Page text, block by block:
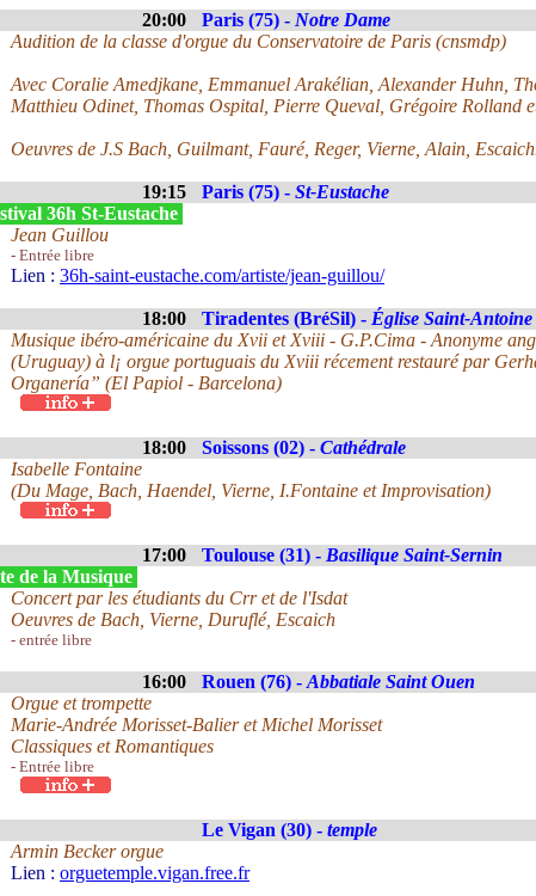
20:00 Paris (75) - Notre Dame
Audition de la classe d'orgue du Conservatoire de Paris (cnsmdp)
Avec Coralie Amedjkane, Emmanuel Arakélian, Alexander Huhn,
Matthieu Odinet, Thomas Ospital, Pierre Queval, Grégoire Rolland
Oeuvres de J.S Bach, Guilmant, Fauré, Reger, Vierne, Alain,
19:15 Paris (75) - St-Eustache
36h St-Eustache
Jean Guillou
- Entrée libre
Lien : 36h-saint-eustache.com/artiste/jean-guillou/
18:00 Tiradentes (BréSil) - Église Saint-Antoine
Musique ibéro-américaine du Xvii et Xviii - G.P.Cima - Anonyme
(Uruguay) à l¡ orgue portuguais du Xviii récement restauré par
Organería” (El Papiol - Barcelona)
18:00 Soissons (02) - Cathédrale
Isabelle Fontaine
(Du Mage, Bach, Haendel, Vierne, I.Fontaine et Improvisation)
17:00 Toulouse (31) - Basilique Saint-Sernin
de la Musique
Concert par les étudiants du Crr et de l'Isdat
Oeuvres de Bach, Vierne, Duruflé, Escaich
- entrée libre
16:00 Rouen (76) - Abbatiale Saint Ouen
Orgue et trompette
Marie-Andrée Morisset-Balier et Michel Morisset
Classiques et Romantiques
- Entrée libre
Le Vigan (30) - temple
Armin Becker orgue
Lien : orguetemple.vigan.free.fr